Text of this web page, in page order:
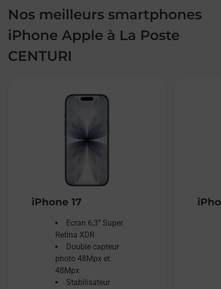
Nos meilleurs smartphones
iPhone Apple à La Poste
CENTURI
iPhone 17
Ecran 6,3’’ Super
Retina XDR
Double capteur
photo 48Mpx et
48Mpx
Stabilisateur